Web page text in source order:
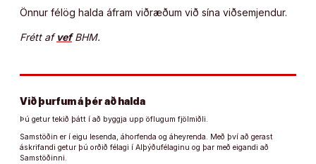
Önnur félög halda áfram viðræðum við sína viðsemjendur.
Frétt afvefBHM.
Við þurfum á þér að halda
Þú getur tekið þátt í að byggja upp öflugum fjölmiðli.
Samstöðin er í eigu lesenda, áhorfenda og áheyrenda. Með því að gerast
áskrifandi getur þú orðið félagi í Alþýðufélaginu og þar með eigandi að
Samstöðinni.